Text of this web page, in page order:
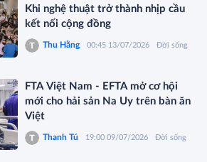
Khi nghệ thuật trở thành nhịp cầu
kết nối cộng đồng
Thu Hằng 00:45 13/07/2026 Đời sống
FTA Việt Nam - EFTA mở cơ hội
mới cho hải sản Na Uy trên bàn ăn
Việt
Thanh Tú 19:00 09/07/2026 Đời sống